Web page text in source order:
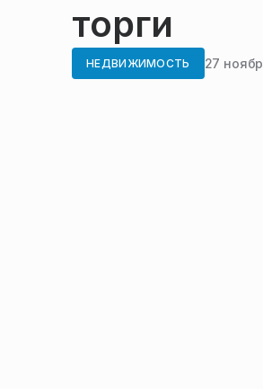
торги
НЕДВИЖИМОСТЬ 27